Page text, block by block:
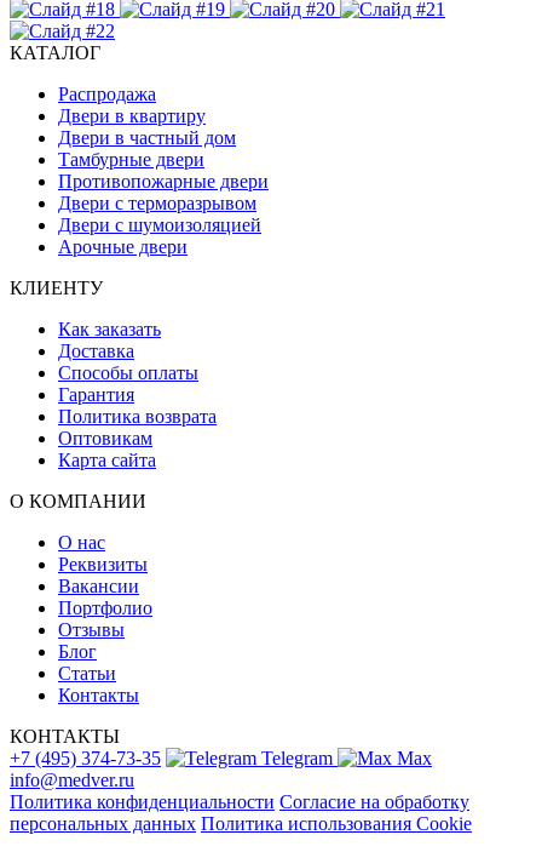
КАТАЛОГ
Распродажа
Двери в квартиру
Двери в частный дом
Тамбурные двери
Противопожарные двери
Двери с терморазрывом
Двери с шумоизоляцией
Арочные двери
КЛИЕНТУ
Как заказать
Доставка
Способы оплаты
Гарантия
Политика возврата
Оптовикам
Карта сайта
О КОМПАНИИ
О нас
Реквизиты
Вакансии
Портфолио
Отзывы
Блог
Статьи
Контакты
КОНТАКТЫ
+7 (495) 374-73-35
Telegram
Max
info@medver.ru
Политика конфиденциальности Согласие на обработку
персональных данных Политика использования Cookie